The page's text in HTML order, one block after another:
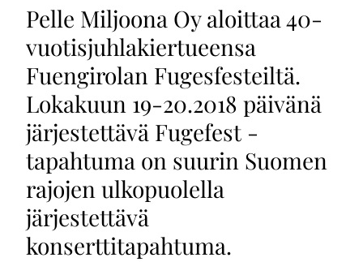
Pelle Miljoona Oy aloittaa 40-
vuotisjuhlakiertueensa
Fuengirolan Fugesfesteiltä.
Lokakuun 19-20.2018 päivänä
järjestettävä Fugefest -
tapahtuma on suurin Suomen
rajojen ulkopuolella
järjestettävä
konserttitapahtuma.